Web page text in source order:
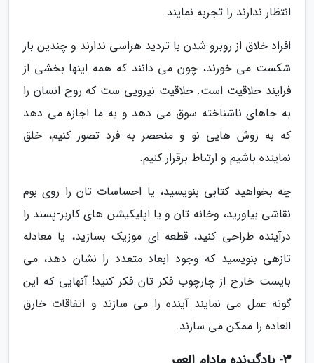
انتظار ندارند را تجربه نمایند.
افراد خلاق از روبرو شدن با تردید هراسی ندارند و چندین بار
شکست می خورند، چون می دانند که همه اینها بخشی از
فرایند خلاقیت است. خلاقیت نیرویی ست که روح انسان را
به جاهای ناشناخته سوق می دهد و به ما اجازه می دهد
که به روش هایی نو و منحصر به فرد تصور کنیم، خلق
نماینده باشیم و ارتباط برقرار کنیم.
چه بخواهید کتابی بنویسید، یا احساسات تان را روی بوم
نقاشی بیاورید، وخانه تان و یا اپلیکیشن های کاربر-پسند را
درآینده طراحی کنید، قطعه ای موزیک بسازید، یا معادله
تازهی بنویسید که وجود ابعاد متعدد را نشان دهد، می
بایست خارج از چارچوب فکر تان فکر کنید! آنهایی که این
گونه عمل می نمایند آینده را می سازند و اتفاقات خارق
العاده را ممکن می سازند.